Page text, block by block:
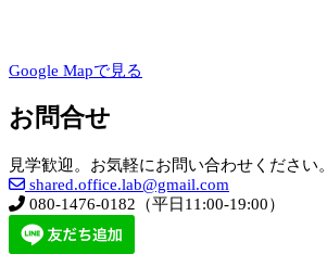
Google Mapで見る
お問合せ
見学歓迎。お気軽にお問い合わせください。
shared.office.lab@gmail.com
080-1476-0182（平日11:00-19:00）